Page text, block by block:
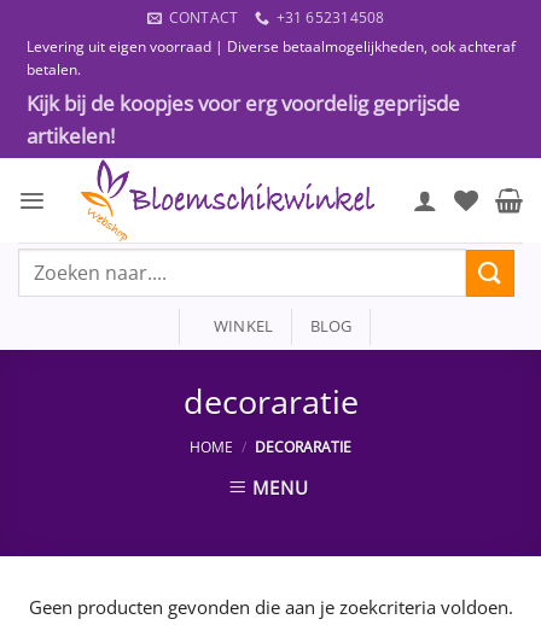
naar
inhoud
CONTACT
+31 652314508
Levering uit eigen voorraad | Diverse betaalmogelijkheden, ook achteraf
betalen.
Kijk bij de koopjes voor erg voordelig geprijsde
artikelen!
Zoeken
WINKEL BLOG
decoraratie
HOME / DECORARATIE
MENU
Geen producten gevonden die aan je zoekcriteria voldoen.